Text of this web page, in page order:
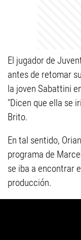
El jugador de
antes de retomar
la joven Sabattini
"Dicen que ella se
Brito.
En tal sentido,
programa de
se iba a encontrar
producción.